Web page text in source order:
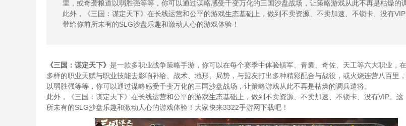
里，或奇袭粮道以弱胜强等等，你可以通过谋略感受千变万化的三国沙盘战场，让策略游戏从此不再是枯燥的
此外，《三国：谋定天下》在长线运营和公平的游戏生态基础上，做到不卖资源、不卖加速、不锁卡、没有
带给你前所未有的SLG沙盘乐趣和激动人心的游戏体验！
《三国：谋定天下》 是一款多职业战争策略手游，你可以在每个赛季中体验镇军、青囊、奇佐、天工等六大职业，
多样的职业天赋与职业技能去影响补给、战术、地形、局势，与盟友打出多种精彩配合与战役，或火烧连营八百里
以弱胜强等等，你可以通过谋略感受千变万化的三国沙盘战场，让策略游戏从此不再是枯燥的调兵遣将。
此外，《三国：谋定天下》在长线运营和公平的游戏生态基础上，做到不卖资源、不卖加速、不锁卡、没有VIP。这
所未有的SLG沙盘乐趣和激动人心的游戏体验！大家快来3322手游网下载吧！